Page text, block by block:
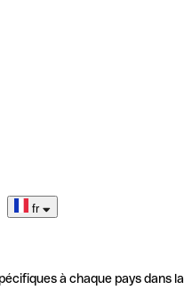
fr
à chaque pays dans la